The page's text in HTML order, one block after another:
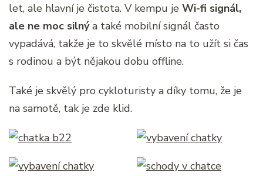
let, ale hlavní je čistota. V kempu je Wi-fi signál,
ale ne moc silnýa také mobilní signál často
vypadává, takže je to skvělé místo na to užít si čas
s rodinou a být nějakou dobu offline.
Také je skvělý pro cykloturisty a díky tomu, že je
na samotě, tak je zde klid.